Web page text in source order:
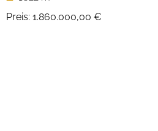
Preis: 1.860.000,00 €